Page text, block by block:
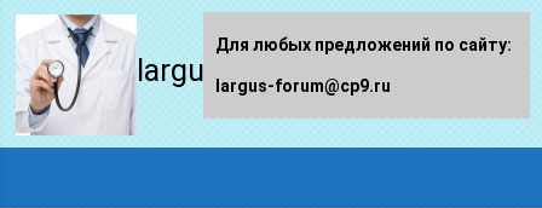
largus-forum.ru
Для любых предложений по сайту:
largus-forum@cp9.ru